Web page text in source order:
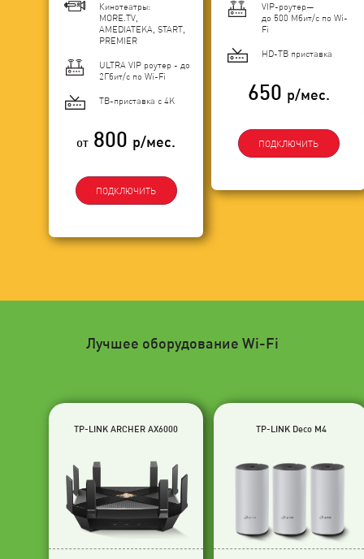
Кинотеатры:
MORE.TV,
AMEDIATEKA, START,
PREMIER
ULTRA VIP роутер - до
2Гбит/c по Wi-Fi
ТВ-приставка с 4K
от 800 р/мес.
ПОДКЛЮЧИТЬ
VIP-роутер—
до 500 Мбит/с по Wi-
Fi
HD-ТВ приставка
650 р/мес.
ПОДКЛЮЧИТЬ
Лучшее оборудование Wi-Fi
TP-LINK ARCHER AX6000 TP-LINK Deco M4